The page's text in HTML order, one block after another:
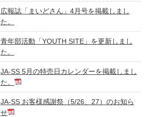
広報誌「まいどさん」4月号を掲載しまし
た。
青年部活動「YOUTH SITE」を更新しまし
た。
JA-SS 5月の特売日カレンダーを掲載しまし
た。
JA-SS お客様感謝祭（5/26、27）のお知ら
せ